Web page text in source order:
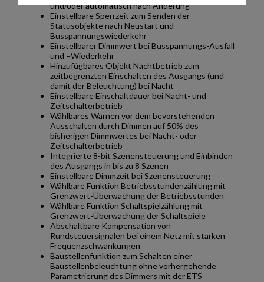
und/oder automatisch nach Änderung
Einstellbare Sperrzeit zum Senden der
Statusobjekte nach Neustart und
Busspannungswiederkehr
Einstellbarer Dimmwert bei Busspannungs-Ausfall
und –Wiederkehr
Hinzufügbares Objekt Nachtbetrieb zum
zeitbegrenzten Einschalten des Ausgangs (und
damit der Beleuchtung) bei Nacht
Einstellbare Einschaltdauer bei Nacht- und
Zeitschalterbetrieb
Wählbares Warnen vor dem bevorstehenden
Ausschalten durch Dimmen auf 50% des
bisherigen Dimmwertes bei Nacht- oder
Zeitschalterbetrieb
Integrierte 8-bit Szenensteuerung und Einbinden
des Ausgangs in bis zu 8 Szenen
Einstellbare Dimmzeit bei Szenensteuerung
Wählbare Funktion Betriebsstundenzählung mit
Grenzwert-Überwachung der Betriebsstunden
Wählbare Funktion Schaltspielzählung mit
Grenzwert-Überwachung der Schaltspiele
Abschaltbare Kompensation von
Rundsteuersignalen bei einem Netz mit starken
Frequenzschwankungen
Baustellenfunktion zum Schalten einer
Baustellenbeleuchtung ohne vorhergehende
Parametrierung des Dimmers mit der ETS